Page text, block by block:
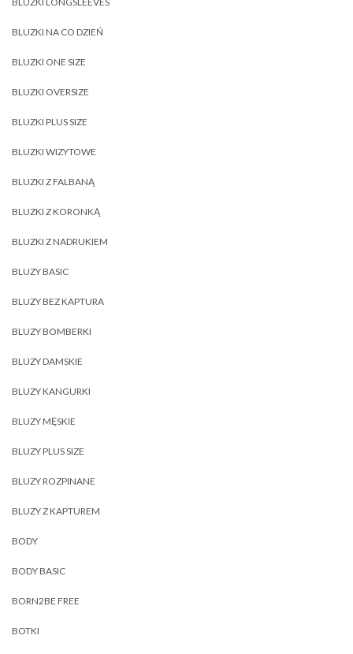
BLUZKI NA CO DZIEŃ
BLUZKI ONE SIZE
BLUZKI OVERSIZE
BLUZKI PLUS SIZE
BLUZKI WIZYTOWE
BLUZKI Z FALBANĄ
BLUZKI Z KORONKĄ
BLUZKI Z NADRUKIEM
BLUZY BASIC
BLUZY BEZ KAPTURA
BLUZY BOMBERKI
BLUZY DAMSKIE
BLUZY KANGURKI
BLUZY MĘSKIE
BLUZY PLUS SIZE
BLUZY ROZPINANE
BLUZY Z KAPTUREM
BODY
BODY BASIC
BORN2BE FREE
BOTKI